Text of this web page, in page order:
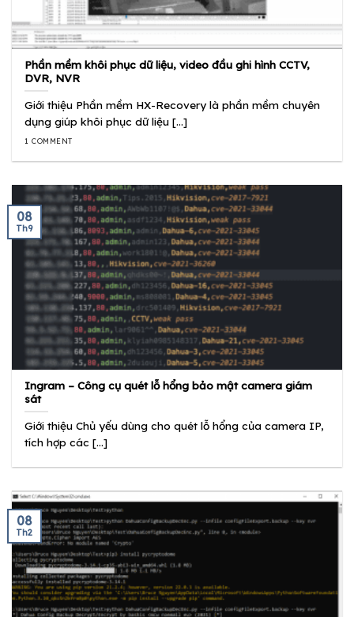
Phần mềm khôi phục dữ liệu, video đầu ghi hình CCTV,
DVR, NVR
Giới thiệu Phần mềm HX-Recovery là phần mềm chuyên
dụng giúp khôi phục dữ liệu [...]
1 COMMENT
Ingram – Công cụ quét lỗ hổng bảo mật camera giám
sát
Giới thiệu Chủ yếu dùng cho quét lỗ hổng của camera IP,
tích hợp các [...]
08
Th9
08
Th2